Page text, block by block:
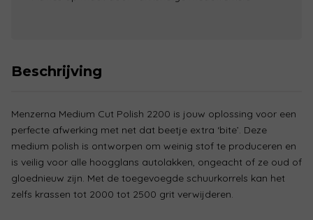
Beschrijving
Menzerna Medium Cut Polish 2200 is jouw oplossing voor een
perfecte afwerking met net dat beetje extra ‘bite’. Deze
medium polish is ontworpen om weinig stof te produceren en
is veilig voor alle hoogglans autolakken, ongeacht of ze oud of
gloednieuw zijn. Met de toegevoegde schuurkorrels kan het
zelfs krassen tot 2000 tot 2500 grit verwijderen.